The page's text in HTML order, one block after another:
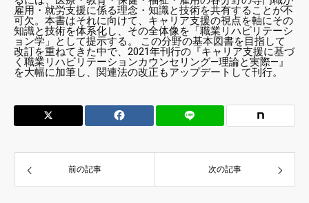
雇用・就労支援に係る理念・知識と技術を共有することが不
可欠。本書はそれに向けて、キャリア支援の視点を軸にその
知識と技術を体系化し、その全体像を「職業リハビリテーシ
ョン学」として提示する。 この分野の基本図書を目指して
改訂を重ねてきた中で、2021年刊行の『キャリア支援に基づ
く職業リハビリテーションカウンセリング―理論と実際―』
を大幅に加筆し、関連法の改正もアップデートして刊行。
前の記事 次の記事